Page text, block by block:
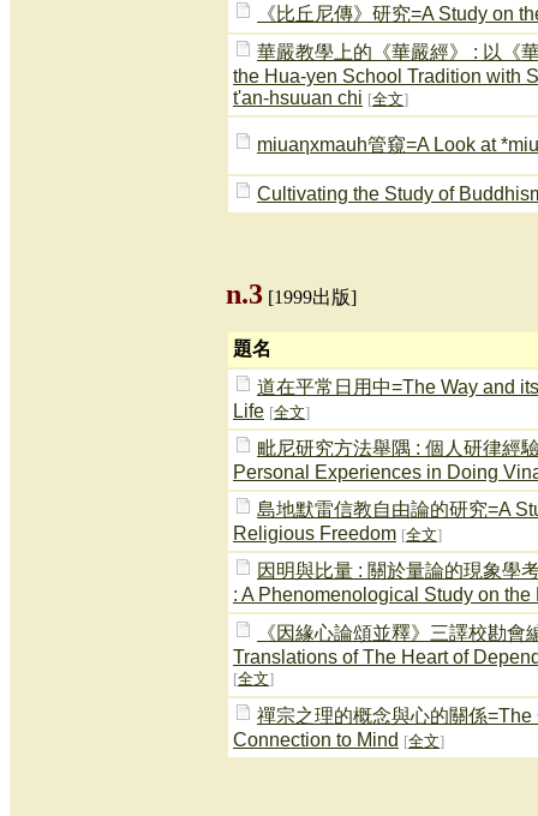
《比丘尼傳》研究=A Study on
華嚴教學上的《華嚴經》 : 以《
the Hua-yen School Tradition with
t'an-hsuuan chi [全文]
miuaηxmauh管窺=A Look at
Cultivating the Study of
n.3 [1999出版]
題名
道在平常日用中=The Way and
Life [全文]
毗尼研究方法舉隅 : 個人研律經
Personal Experiences in Doing
島地默雷信教自由論的研究=A
Religious Freedom [全文]
因明與比量 : 關於量論的現象學
: A Phenomenological Study on
《因緣心論頌並釋》三譯校勘
Translations of The Heart of
[全文]
禪宗之理的概念與心的關係
Connection to Mind [全文]